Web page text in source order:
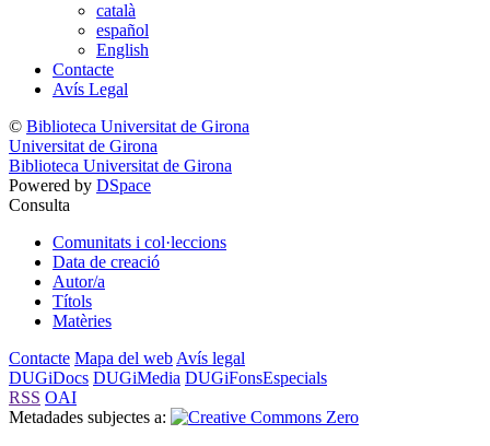
català
español
English
Contacte
Avís Legal
© Biblioteca Universitat de Girona
Universitat de Girona
Biblioteca Universitat de Girona
Powered by DSpace
Consulta
Comunitats i col·leccions
Data de creació
Autor/a
Títols
Matèries
Contacte Mapa del web Avís legal
DUGiDocs DUGiMedia DUGiFonsEspecials
RSS OAI
Metadades subjectes a: